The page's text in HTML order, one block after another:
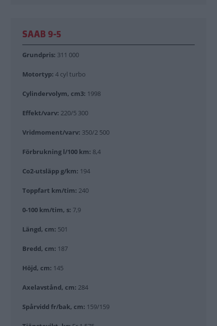
SAAB 9-5
Grundpris: 311 000
Motortyp: 4 cyl turbo
Cylindervolym, cm3: 1998
Effekt/varv: 220/5 300
Vridmoment/varv: 350/2 500
Förbrukning l/100 km: 8,4
Co2-utsläpp g/km: 194
Toppfart km/tim: 240
0-100 km/tim, s: 7,9
Längd, cm: 501
Bredd, cm: 187
Höjd, cm: 145
Axelavstånd, cm: 284
Spårvidd fr/bak, cm: 159/159